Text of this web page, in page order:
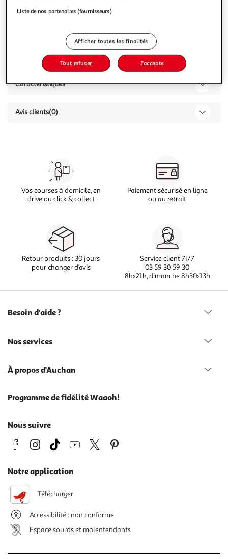
Description
Caractéristiques
Avis clients(0)
Vos courses à domicile, en
drive ou click & collect
Paiement sécurisé en ligne
ou au retrait
Retour produits : 30 jours
pour changer d’avis
Service client 7j/7
03 59 30 59 30
8h>21h, dimanche 8h30>13h
Besoin d'aide ?
Nos services
À propos d'Auchan
Programme de fidélité Waaoh!
Nous suivre
Notre application
Télécharger
Accessibilité : non conforme
Espace sourds et malentendants
Liste de nos partenaires (fournisseurs)
Afficher toutes les finalités
Tout refuser J'accepte